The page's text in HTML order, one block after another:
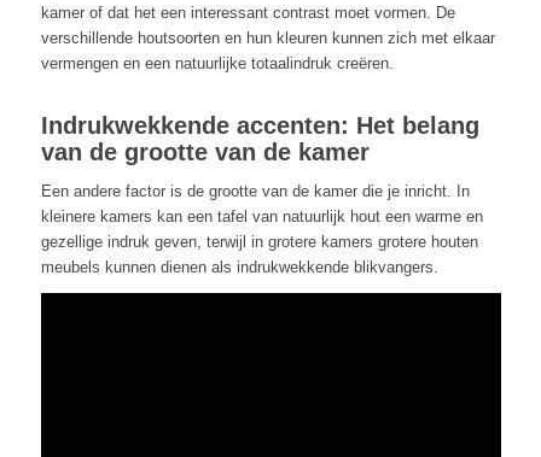
kamer of dat het een interessant contrast moet vormen. De
verschillende houtsoorten en hun kleuren kunnen zich met elkaar
vermengen en een natuurlijke totaalindruk creëren.
Indrukwekkende accenten: Het belang
van de grootte van de kamer
Een andere factor is de grootte van de kamer die je inricht. In
kleinere kamers kan een tafel van natuurlijk hout een warme en
gezellige indruk geven, terwijl in grotere kamers grotere houten
meubels kunnen dienen als indrukwekkende blikvangers.